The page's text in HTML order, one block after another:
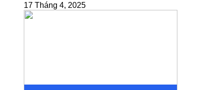
17 Tháng 4, 2025